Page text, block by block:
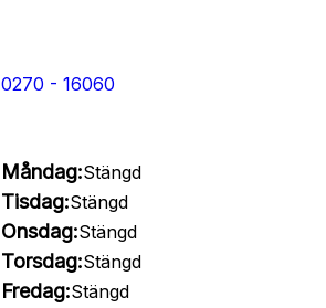
0270 - 16060
Måndag:Stängd
Tisdag:Stängd
Onsdag:Stängd
Torsdag:Stängd
Fredag:Stängd